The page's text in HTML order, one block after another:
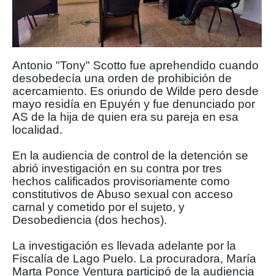
Antonio "Tony" Scotto fue aprehendido cuando
desobedecía una orden de prohibición de
acercamiento. Es oriundo de Wilde pero desde
mayo residía en Epuyén y fue denunciado por
AS de la hija de quien era su pareja en esa
localidad.
En la audiencia de control de la detención se
abrió investigación en su contra por tres
hechos calificados provisoriamente como
constitutivos de Abuso sexual con acceso
carnal y cometido por el sujeto, y
Desobediencia (dos hechos).
La investigación es llevada adelante por la
Fiscalía de Lago Puelo. La procuradora, María
Marta Ponce Ventura participó de la audiencia